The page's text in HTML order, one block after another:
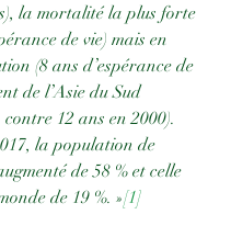
la mortalité la plus forte
de vie) mais en
(8 ans d’espérance de
de l’Asie du Sud
12 ans en 2000).
la population de
de 58 % et celle
de 19 %. »[1]